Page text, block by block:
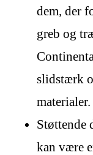
dem, der
greb og
slidstærk
materialer.
Støttende
kan være